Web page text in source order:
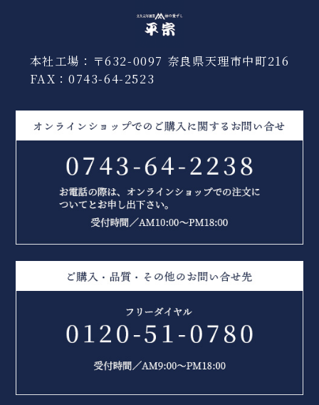
本社工場：〒632-0097 奈良県天理市中町216
FAX：0743-64-2523